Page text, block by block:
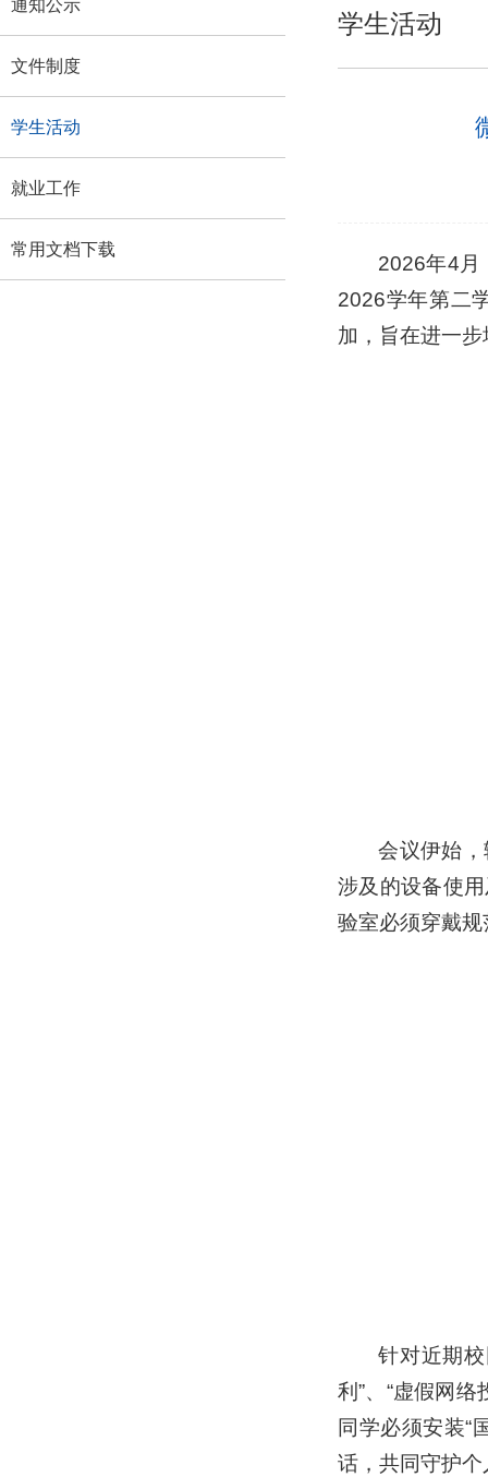
通知公示
文件制度
学生活动
就业工作
常用文档下载
学生活动
2026年4月
2026学年第二
加，旨在进一
会议伊始
涉及的设备使
验室必须穿戴
针对近期
利”、“虚假网
同学必须安装“
话，共同守护